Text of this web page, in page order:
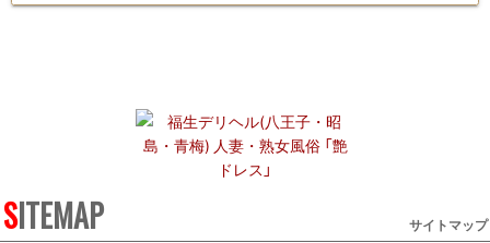
SITEMAP サイトマップ